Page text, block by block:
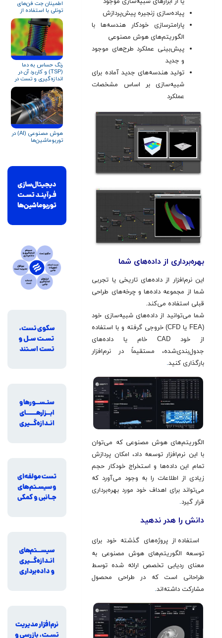
پیاده‌سازی زنجیره پیش‌پردازش
پارامترسازی خودکار هندسه‌ها با
الگوریتم‌های هوش مصنوعی
پیش‌بینی عملکرد طرح‌های موجود
و جدید
تولید هندسه‌های جدید آماده برای
شبیه‌سازی بر اساس مشخصات
عملکرد
بهره‌برداری از داده‌های شما
این نرم‌افزار از داده‌های تاریخی یا تجربی
شما از مجموعه داده‌ها و چرخه‌های طراحی
قبلی استفاده می‌کند.
شما می‌توانید از داده‌های شبیه‌سازی خود
(FEA یا CFD) خروجی گرفته و با استفاده
از خود CAD خام یا داده‌های
جدول‌بندی‌شده، مستقیماً در نرم‌افزار
بارگذاری کنید.
الگوریتم‌های هوش مصنوعی که می‌توان
با این نرم‌افزار توسعه داد، امکان پردازش
تمام این داده‌ها و استخراج خودکار حجم
زیادی از اطلاعات را به وجود می‌آورد که
می‌تواند برای اهداف خود مورد بهره‌برداری
قرار گیرد.
دانش را هدر ندهید
استفاده از پروژه‌های گذشته خود برای
توسعه الگوریتم‌های هوش مصنوعی به
معنای ردیابی تخصص ارائه شده توسط
طراحانی است که در طراحی محصول
مشارکت داشته‌اند.
اطمینان جت فن‌های
تونلی با استفاده از
تست پذیرش پیشرفته
در کارخانه (AFAT)
رنگ حساس به دما
(TSP) و کاربرد آن در
اندازه‌گیری و تست در
توربوماشین‌ها
هوش مصنوعی (AI) در
توربوماشین‌ها